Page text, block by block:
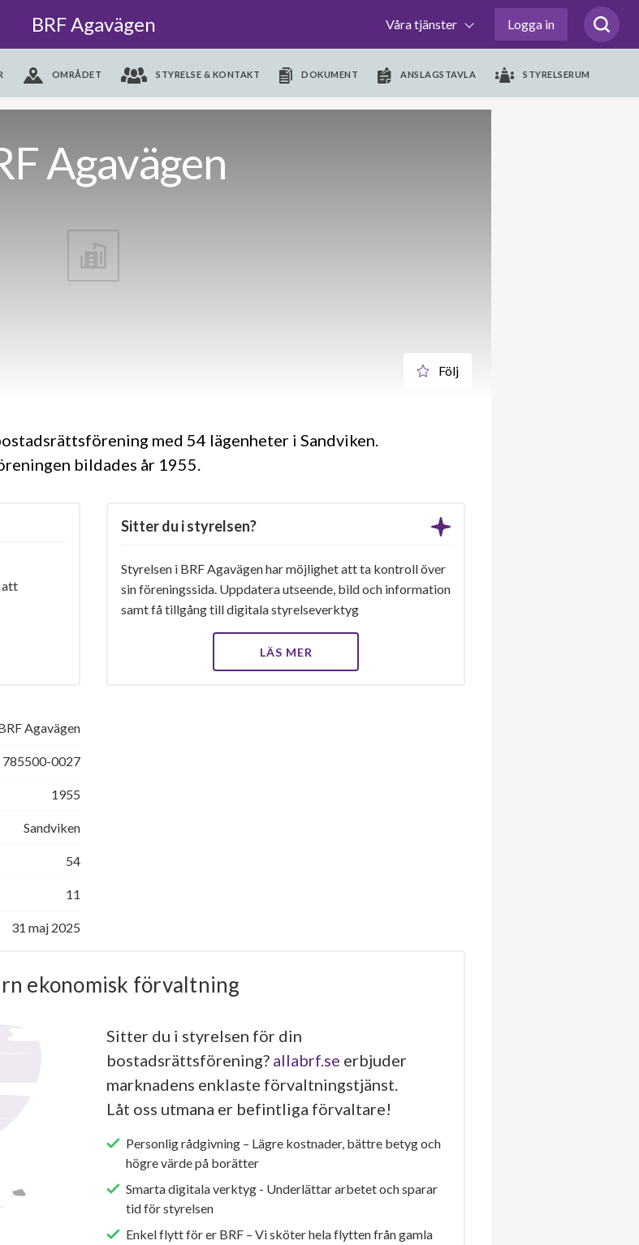
BRF Agavägen Våra tjänster Logga in
OMRÅDET STYRELSE & KONTAKT DOKUMENT ANSLAGSTAVLA STYRELSERUM
Agavägen
Följ
med 54 lägenheter i Sandviken.
bildades år 1955
att
Sitter du i styrelsen?
Styrelsen i BRF Agavägen har möjlighet att ta kontroll över
sin föreningssida. Uppdatera utseende, bild och information
samt få tillgång till digitala styrelseverktyg
LÄS MER
Agavägen
785500-0027
1955
Sandviken
54
11
31 maj 2025
ekonomisk förvaltning
Sitter du i styrelsen för din
bostadsrättsförening? allabrf.se erbjuder
marknadens enklaste förvaltningstjänst.
Låt oss utmana er befintliga förvaltare!
Personlig rådgivning – Lägre kostnader, bättre betyg och
högre värde på borätter
Smarta digitala verktyg - Underlättar arbetet och sparar
tid för styrelsen
Enkel flytt för er BRF – Vi sköter hela flytten från gamla